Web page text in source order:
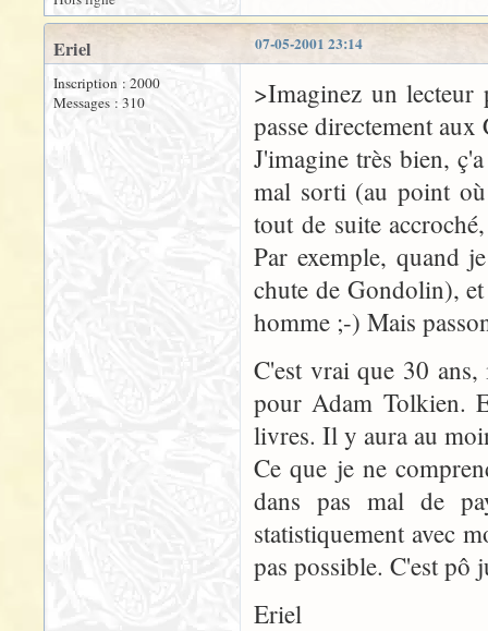
07-05-2001 23:14
Eriel
Inscription : 2000
Messages : 310
>Imaginez un
passe directement aux
J'imagine très bien,
mal sorti (au point
tout de suite
Par exemple, quand
chute de Gondolin),
homme ;-) Mais
C'est vrai que 30
pour Adam Tolkien.
livres. Il y aura au
Ce que je ne
dans pas mal de
statistiquement avec
pas possible. C'est pô
Eriel